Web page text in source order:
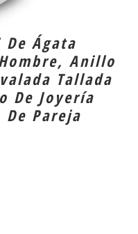
Ágata
Anillo
Tallada
De Joyería
Pareja